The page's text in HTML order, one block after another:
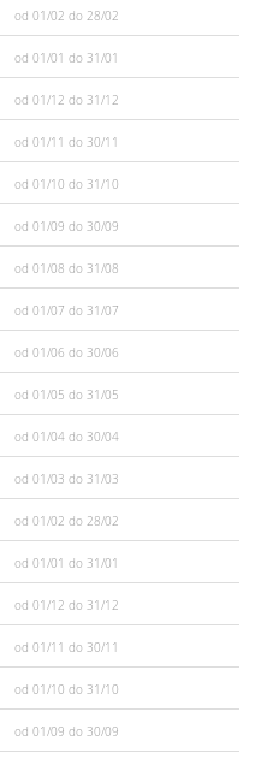
od 01/02 do 28/02
od 01/01 do 31/01
od 01/12 do 31/12
od 01/11 do 30/11
od 01/10 do 31/10
od 01/09 do 30/09
od 01/08 do 31/08
od 01/07 do 31/07
od 01/06 do 30/06
od 01/05 do 31/05
od 01/04 do 30/04
od 01/03 do 31/03
od 01/02 do 28/02
od 01/01 do 31/01
od 01/12 do 31/12
od 01/11 do 30/11
od 01/10 do 31/10
od 01/09 do 30/09